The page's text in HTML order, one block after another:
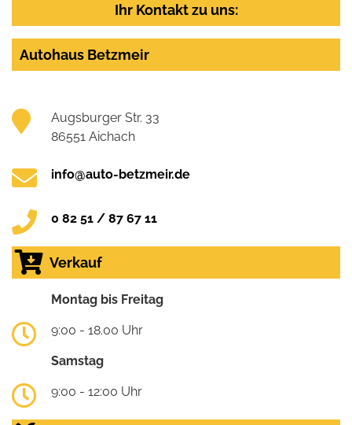
Ihr Kontakt zu uns:
Autohaus Betzmeir
Augsburger Str. 33
86551 Aichach
info@auto-betzmeir.de
0 82 51 / 87 67 11
Verkauf
Montag bis Freitag
9:00 - 18.00 Uhr
Samstag
9:00 - 12:00 Uhr